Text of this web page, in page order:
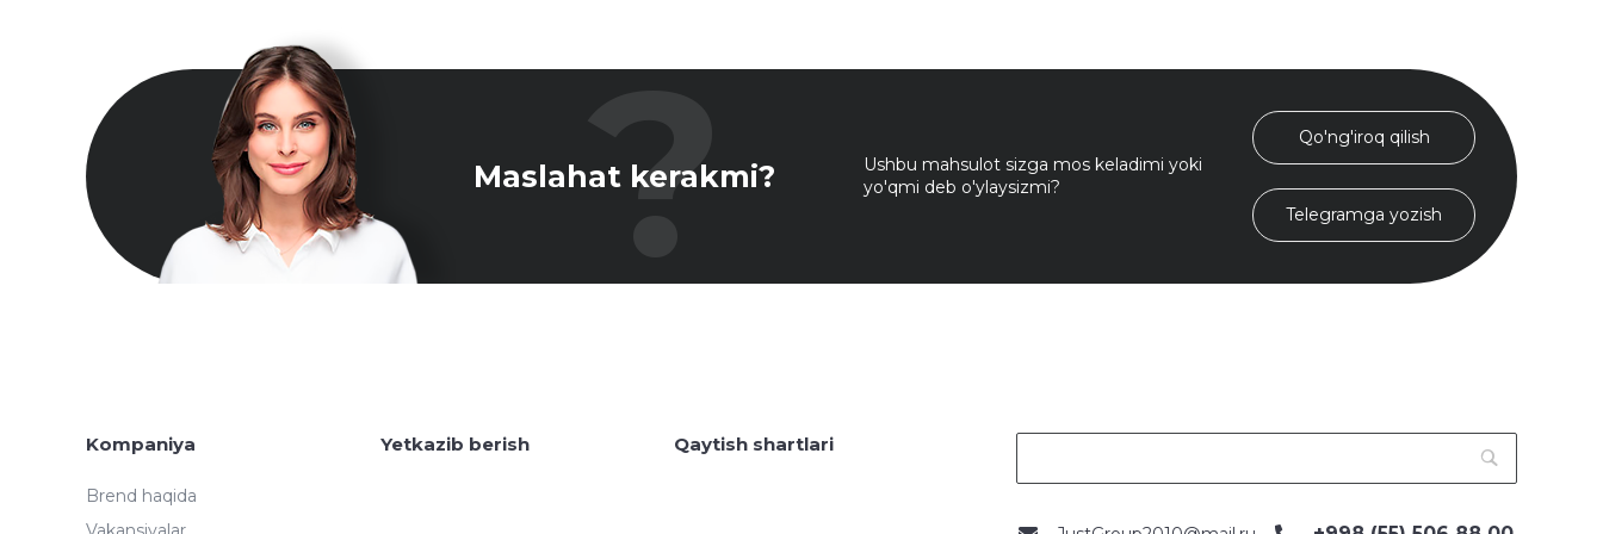
Maslahat kerakmi?
Ushbu mahsulot sizga mos keladimi yoki
yo'qmi deb o'ylaysizmi?
Qo'ng'iroq qilish
Telegramga yozish
Kompaniya
Brend haqida
Yetkazib berish Qaytish shartlari